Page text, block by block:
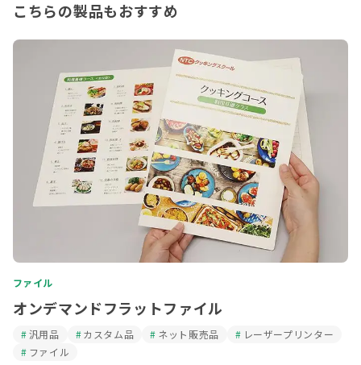
こちらの製品もおすすめ
ファイル
オンデマンドフラットファイル
汎用品 カスタム品 ネット販売品
レーザープリンター
ファイル